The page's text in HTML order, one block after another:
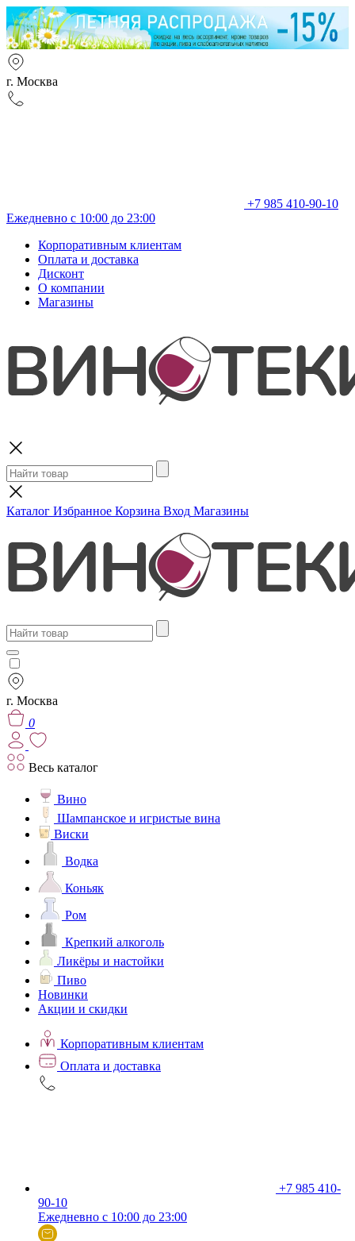
г. Москва
+7 985 410-90-10
Ежедневно с 10:00 до 23:00
Корпоративным клиентам
Оплата и доставка
Дисконт
О компании
Магазины
Каталог Избранное Корзина Вход Магазины
г. Москва
0
Весь каталог
Вино
Шампанское и игристые вина
Виски
Водка
Коньяк
Ром
Крепкий алкоголь
Ликёры и настойки
Пиво
Новинки
Акции и скидки
Корпоративным клиентам
Оплата и доставка
+7 985 410-
90-10
Ежедневно с 10:00 до 23:00